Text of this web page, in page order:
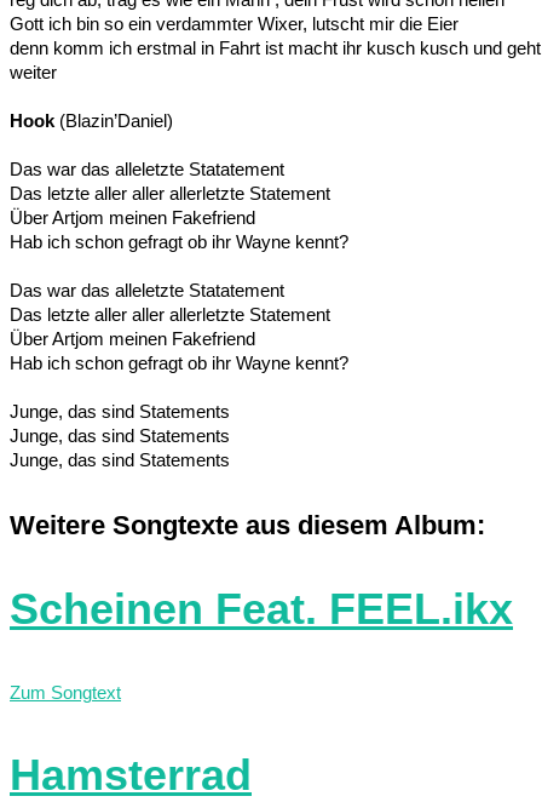
Gott ich bin so ein verdammter Wixer, lutscht mir die Eier
denn komm ich erstmal in Fahrt ist macht ihr kusch kusch und geht
weiter
Hook (Blazin’Daniel)
Das war das alleletzte Statatement
Das letzte aller aller allerletzte Statement
Über Artjom meinen Fakefriend
Hab ich schon gefragt ob ihr Wayne kennt?
Das war das alleletzte Statatement
Das letzte aller aller allerletzte Statement
Über Artjom meinen Fakefriend
Hab ich schon gefragt ob ihr Wayne kennt?
Junge, das sind Statements
Junge, das sind Statements
Junge, das sind Statements
Weitere Songtexte aus diesem Album:
Scheinen Feat. FEEL.ikx
Zum Songtext
Hamsterrad